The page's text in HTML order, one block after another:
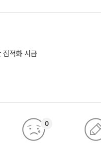
집적화 시급
0